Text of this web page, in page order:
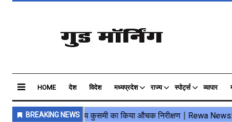
HOME देश विदेश मध्यप्रदेश राज्य स्पोर्ट्स व्यापार